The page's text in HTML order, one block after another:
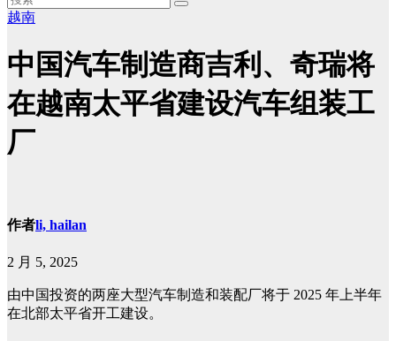
越南
中国汽车制造商吉利、奇瑞将
在越南太平省建设汽车组装工
厂
作者li, hailan
2 月 5, 2025
由中国投资的两座大型汽车制造和装配厂将于 2025 年上半年
在北部太平省开工建设。